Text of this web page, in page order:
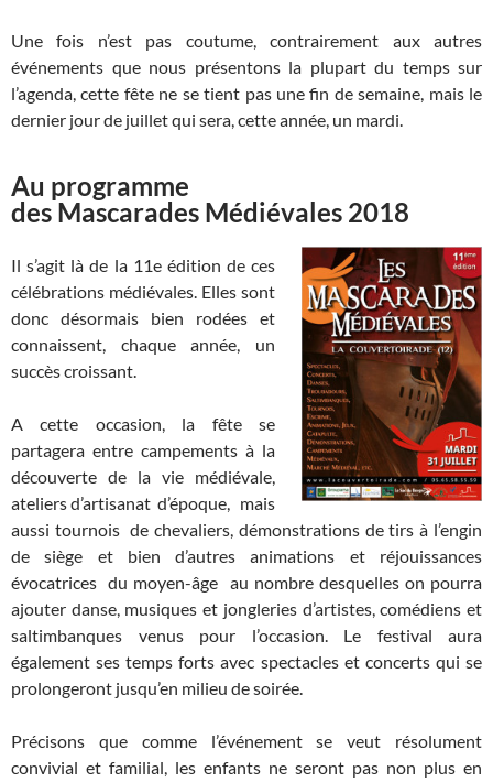
Une fois n’est pas coutume, contrairement aux autres
événements que nous présentons la plupart du temps sur
l’agenda, cette fête ne se tient pas une fin de semaine, mais le
dernier jour de juillet qui sera, cette année, un mardi.
Au programme
des Mascarades Médiévales 2018
Il s’agit là de la 11e édition de ces
célébrations médiévales. Elles sont
donc désormais bien rodées et
connaissent, chaque année, un
succès croissant.
A cette occasion, la fête se
partagera entre campements à la
découverte de la vie médiévale,
ateliers d’artisanat d’époque, mais
aussi tournois de chevaliers, démonstrations de tirs à l’engin
de siège et bien d’autres animations et réjouissances
évocatrices du moyen-âge au nombre desquelles on pourra
ajouter danse, musiques et jongleries d’artistes, comédiens et
saltimbanques venus pour l’occasion. Le festival aura
également ses temps forts avec spectacles et concerts qui se
prolongeront jusqu’en milieu de soirée.
Précisons que comme l’événement se veut résolument
convivial et familial, les enfants ne seront pas non plus en